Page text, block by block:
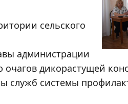
сельского
администрации
дикорастущей
служб системы